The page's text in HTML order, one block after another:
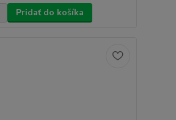
Pridať do košíka